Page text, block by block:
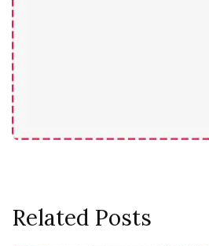
Related Posts